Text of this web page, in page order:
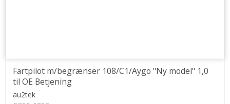
Fartpilot m/begrænser 108/C1/Aygo "Ny model" 1,0
til OE Betjening
au2tek